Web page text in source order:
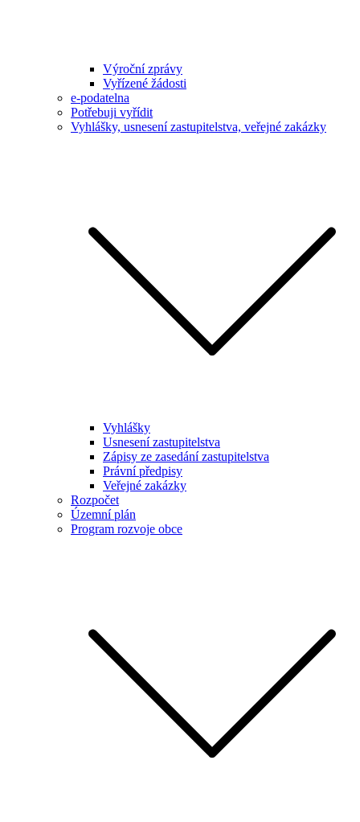
Výroční zprávy
Vyřízené žádosti
e-podatelna
Potřebuji vyřídit
Vyhlášky, usnesení zastupitelstva, veřejné zakázky
Vyhlášky
Usnesení zastupitelstva
Zápisy ze zasedání zastupitelstva
Právní předpisy
Veřejné zakázky
Rozpočet
Územní plán
Program rozvoje obce